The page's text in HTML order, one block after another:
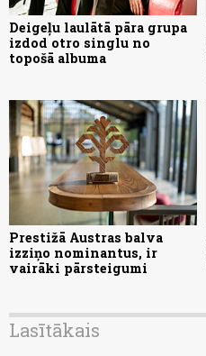
Deigeļu laulātā pāra grupa
izdod otro singlu no
topošā albuma
Prestižā Austras balva
izziņo nominantus, ir
vairāki pārsteigumi
Lasītākais